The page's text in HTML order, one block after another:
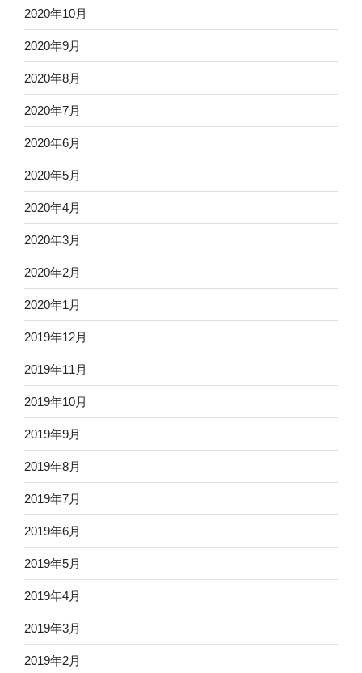
2020年10月
2020年9月
2020年8月
2020年7月
2020年6月
2020年5月
2020年4月
2020年3月
2020年2月
2020年1月
2019年12月
2019年11月
2019年10月
2019年9月
2019年8月
2019年7月
2019年6月
2019年5月
2019年4月
2019年3月
2019年2月